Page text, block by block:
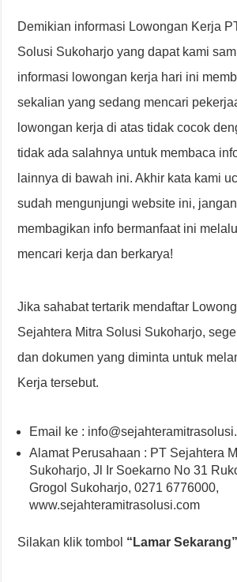
Demikian informasi Lowongan Kerja
Solusi Sukoharjo yang dapat kami
informasi lowongan kerja hari ini
sekalian yang sedang mencari
lowongan kerja di atas tidak cocok
tidak ada salahnya untuk membaca
lainnya di bawah ini. Akhir kata kami
sudah mengunjungi website ini,
membagikan info bermanfaat ini
mencari kerja dan berkarya!
Jika sahabat tertarik mendaftar
Sejahtera Mitra Solusi Sukoharjo,
dan dokumen yang diminta untuk
Kerja tersebut.
Email ke :
Alamat Perusahaan : PT Sejahtera
Sukoharjo, Jl Ir Soekarno No 31
Grogol Sukoharjo, 0271 6776000,
www.sejahteramitrasolusi.com
Silakan klik tombol “Lamar Sekarang”